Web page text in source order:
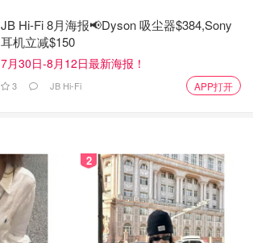
JB Hi-Fi 8月海报📢Dyson 吸尘器$384,Sony
耳机立减$150
7月30日-8月12日最新海报！
3 JB Hi-Fi APP打开
2